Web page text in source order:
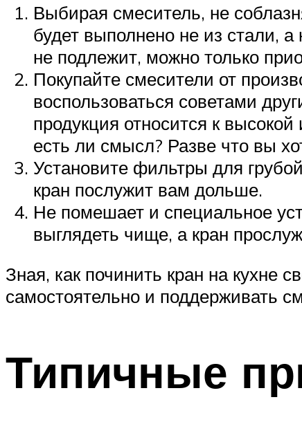
Выбирая смеситель, не
будет выполнено не из стали,
не подлежит, можно только
Покупайте смесители от
воспользоваться советами
продукция относится к
есть ли смысл? Разве что вы
Установите фильтры для
кран послужит вам дольше.
Не помешает и специальное
выглядеть чище, а кран
Зная, как починить кран на кухне
самостоятельно и поддерживать
Типичные